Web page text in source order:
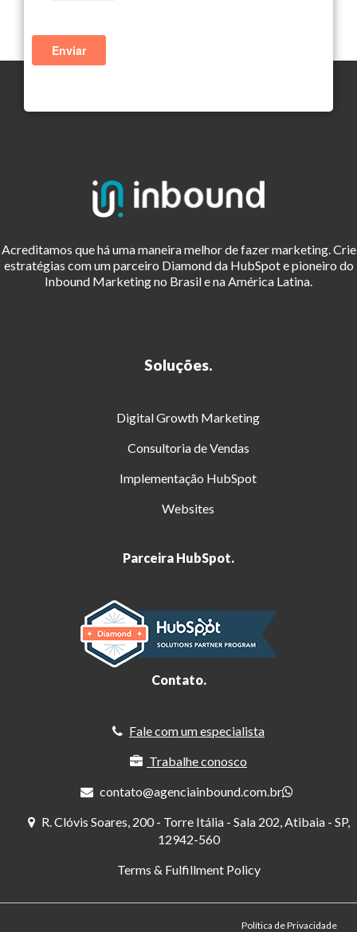
Acreditamos que há uma maneira melhor de fazer marketing. Crie
estratégias com um parceiro Diamond da HubSpot e pioneiro do
Inbound Marketing no Brasil e na América Latina.
Soluções.
Digital Growth Marketing
Consultoria de Vendas
Implementação HubSpot
Websites
Parceira HubSpot.
Contato.
Fale com um especialista
Trabalhe conosco
contato@agenciainbound.com.br
R. Clóvis Soares, 200 - Torre Itália - Sala 202, Atibaia - SP,
12942-560
Terms & Fulfillment Policy
Política de Privacidade